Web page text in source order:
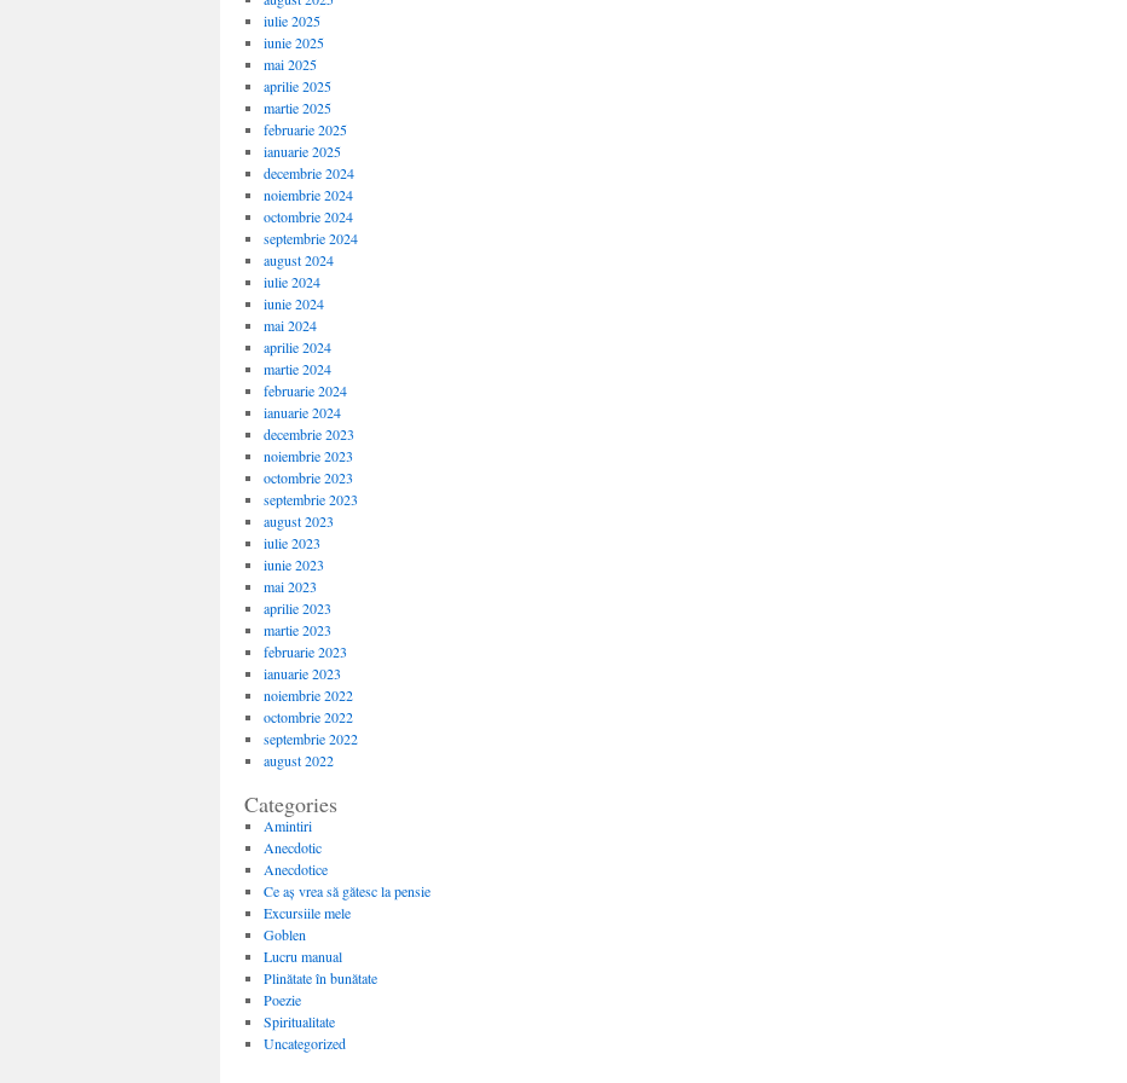
iulie 2025
iunie 2025
mai 2025
aprilie 2025
martie 2025
februarie 2025
ianuarie 2025
decembrie 2024
noiembrie 2024
octombrie 2024
septembrie 2024
august 2024
iulie 2024
iunie 2024
mai 2024
aprilie 2024
martie 2024
februarie 2024
ianuarie 2024
decembrie 2023
noiembrie 2023
octombrie 2023
septembrie 2023
august 2023
iulie 2023
iunie 2023
mai 2023
aprilie 2023
martie 2023
februarie 2023
ianuarie 2023
noiembrie 2022
octombrie 2022
septembrie 2022
august 2022
Categories
Amintiri
Anecdotic
Anecdotice
Ce aș vrea să gătesc la pensie
Excursiile mele
Goblen
Lucru manual
Plinătate în bunătate
Poezie
Spiritualitate
Uncategorized